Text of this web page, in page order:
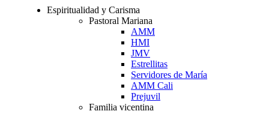
Espiritualidad y Carisma
Pastoral Mariana
AMM
HMI
JMV
Estrellitas
Servidores de María
AMM Cali
Prejuvil
Familia vicentina